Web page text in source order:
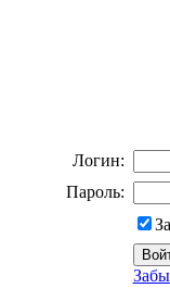
Логин:
Пароль: